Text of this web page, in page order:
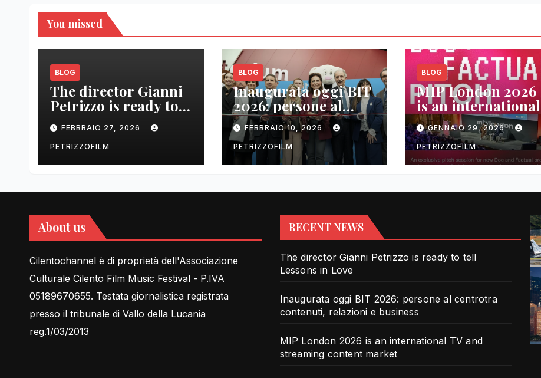
You missed
BLOG
The director Gianni
Petrizzo is ready to
tell Lessons in Love
FEBBRAIO 27, 2026
PETRIZZOFILM
BLOG
Inaugurata oggi BIT
2026: persone al
centrotra contenuti,
relazioni e business
FEBBRAIO 10, 2026
PETRIZZOFILM
BLOG
MIP London 2026
is an international
TV and streaming
content market
GENNAIO 29, 2026
PETRIZZOFILM
About us
Cilentochannel è di proprietà dell'Associazione
Culturale Cilento Film Music Festival - P.IVA
05189670655. Testata giornalistica registrata
presso il tribunale di Vallo della Lucania
reg.1/03/2013
RECENT NEWS
The director Gianni Petrizzo is ready to tell
Lessons in Love
Inaugurata oggi BIT 2026: persone al centrotra
contenuti, relazioni e business
MIP London 2026 is an international TV and
streaming content market